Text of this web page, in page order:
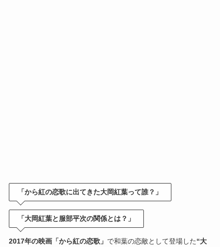
「から紅の恋歌に出てきた大岡紅葉って誰？」
「大岡紅葉と服部平次の関係とは？」
2017年の映画「から紅の恋歌」 で和葉の恋敵として登場した“大